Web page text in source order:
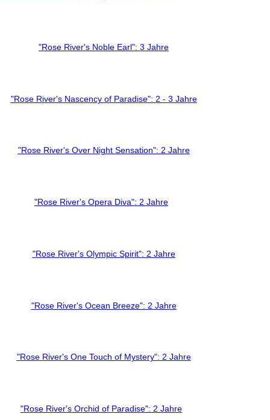
"Rose River's Noble Earl": 3 Jahre
"Rose River's Nascency of Paradise": 2 - 3 Jahre
"Rose River's Over Night Sensation": 2 Jahre
"Rose River's Opera Diva": 2 Jahre
"Rose River's Olympic Spirit": 2 Jahre
"Rose River's Ocean Breeze": 2 Jahre
"Rose River's One Touch of Mystery": 2 Jahre
"Rose River's Orchid of Paradise": 2 Jahre